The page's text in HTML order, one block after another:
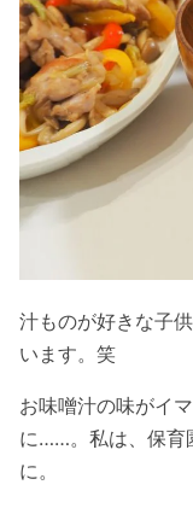
汁ものが好きな子
います。笑
お味噌汁の味がイ
に……。私は、保育
に。